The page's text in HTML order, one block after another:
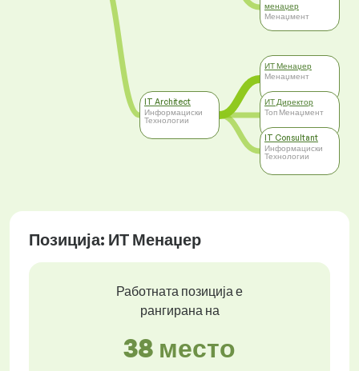
IT Architect
Информациски
Технологии
менаџер
Менаџмент
ИТ Менаџер
Менаџмент
ИТ Директор
Топ Менаџмент
IT Consultant
Информациски
Технологии
Позиција: ИТ Менаџер
Работната позиција е
рангирана на
38 место